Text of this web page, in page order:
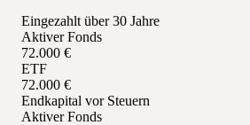
Eingezahlt über 30 Jahre
Aktiver Fonds
72.000 €
ETF
72.000 €
Endkapital vor Steuern
Aktiver Fonds